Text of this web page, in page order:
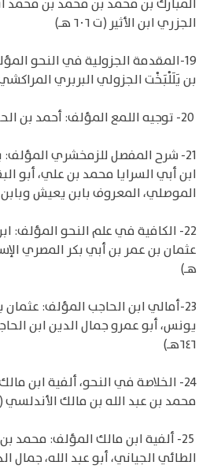
المبارك بن محمد بن محمد بن محمد
الجزري ابن الأثير (ت ٦٠٦ هـ)
19-المقدمة الجزولية في النحو
بن يَلَلْبَخْت الجزولي البربري المراكشي،
21- شرح المفصل للزمخشري
ابن أبي السرايا محمد بن علي، أبو
الموصلي، المعروف بابن يعيش وبابن
22- الكافية في علم النحو المؤلف:
هـ)
23-أمالي ابن الحاجب المؤلف:
يونس، أبو عمرو جمال الدين ابن
٦٤٦هـ)
24- الخلاصة في النحو، ألفية ابن
محمد بن عبد الله بن مالك الأندلسي (ت ٦٧٢
25- ألفية ابن مالك المؤلف: محمد
الطائي الجياني، أبو عبد الله، جمال الدين